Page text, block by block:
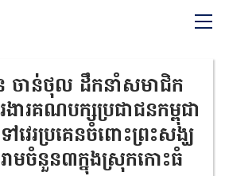
ន ចាន់ថុល ដឹកនាំសមាជិក
ារគណបក្សប្រជាជនកម្ពុជា
វេរប្រគេនចំពោះព្រះសង្ឃ
មចំនួន៣ក្នុងស្រុកកោះធំ